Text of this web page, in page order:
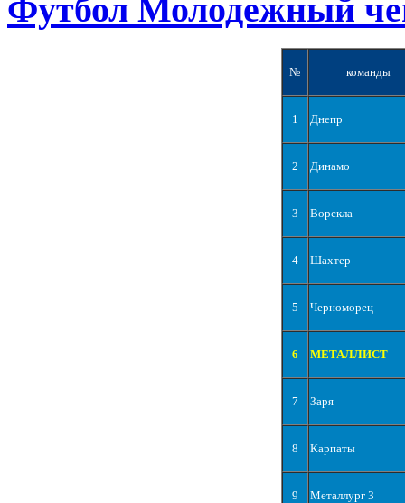
Футбол Молодежный
№ команды
1 Днепр
2 Динамо
3 Ворскла
4 Шахтер
5 Черноморец
6 МЕТАЛЛИСТ
7 Заря
8 Карпаты
9 Металлург З